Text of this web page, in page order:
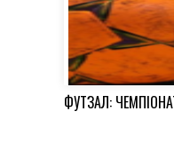
ФУТЗАЛ: